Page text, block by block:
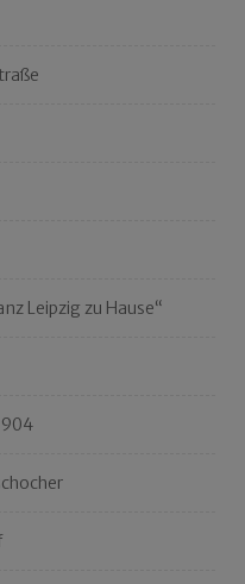
Leipzig zu Hause“